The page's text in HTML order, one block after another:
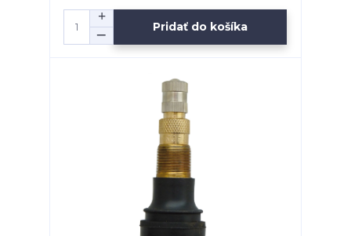
Pridať do košíka